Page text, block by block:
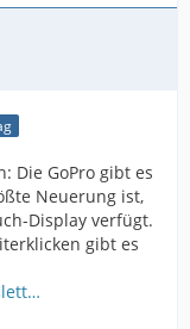
Die GoPro gibt es
Neuerung ist,
Display verfügt.
gibt es